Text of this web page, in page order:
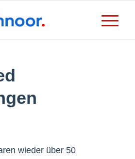
wieder über 50